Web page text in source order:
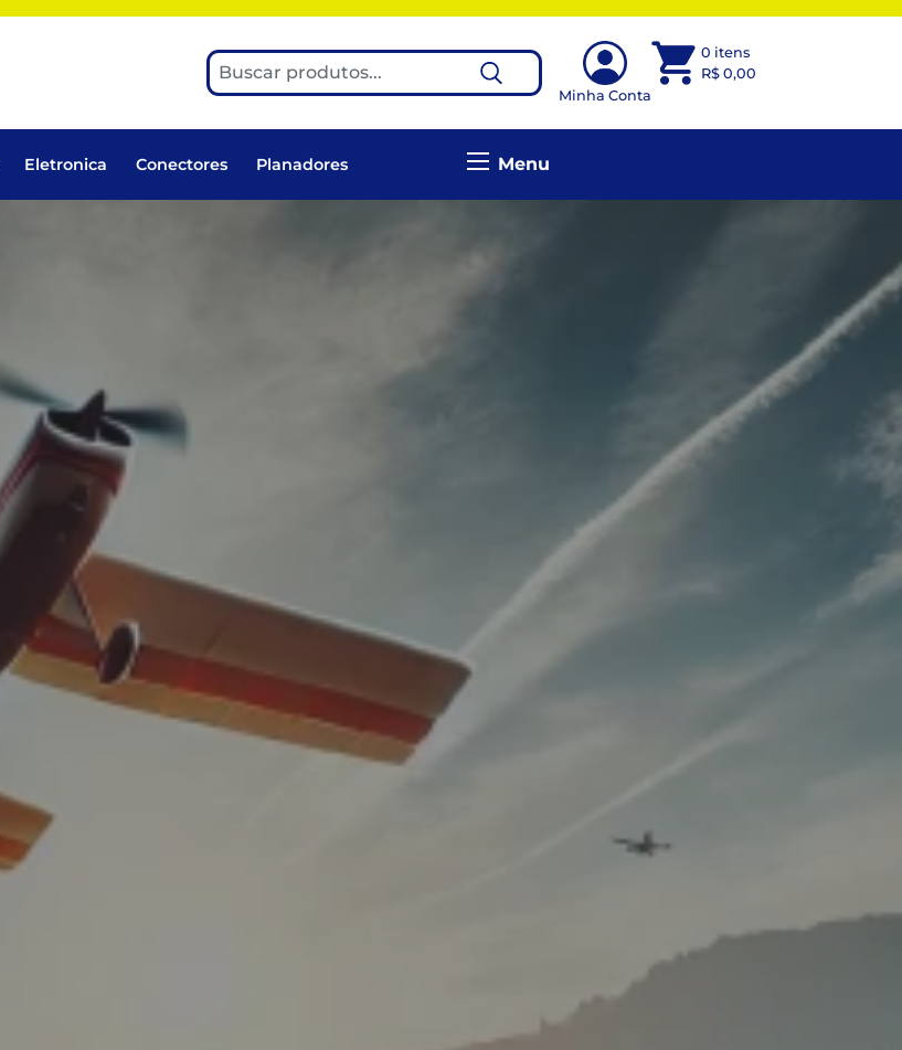
Minha Conta
0 itens
R$ 0,00
Eletronica Conectores Planadores Menu